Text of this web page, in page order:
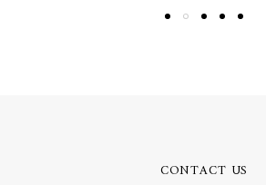
CONTACT US